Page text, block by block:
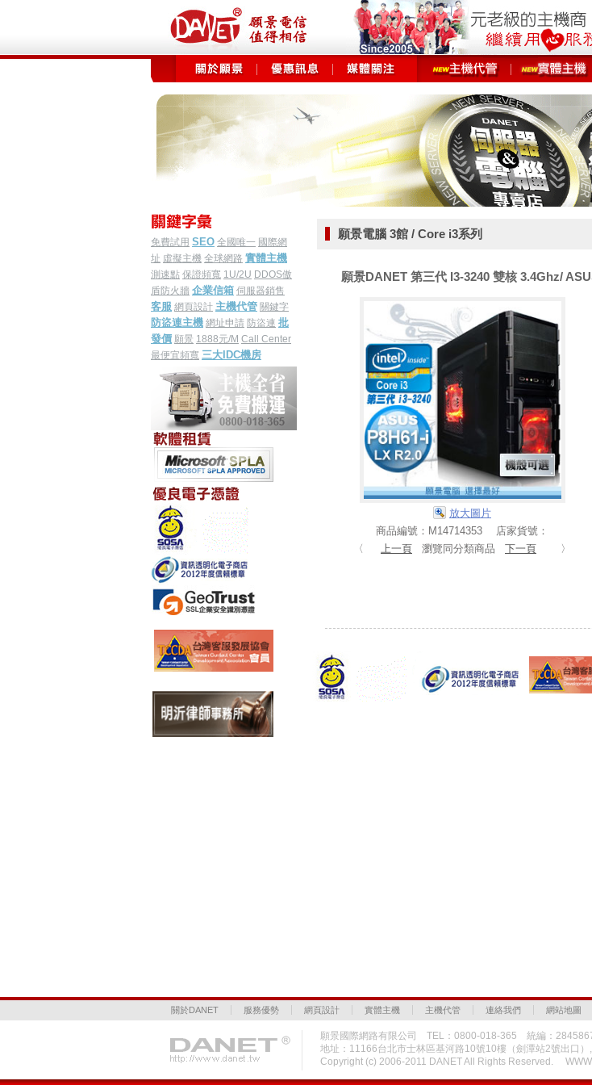
免費試用 SEO 全國唯一 國際網
址 虛擬主機 全球網路 實體主機
測速點 保證頻寬 1U/2U DDOS傲
盾防火牆 企業信箱 伺服器銷售
客服 網頁設計 主機代管 關鍵字
防盜連主機 網址申請 防盜連 批
發價 願景 1888元/M Call Center
最便宜頻寬 三大IDC機房
願景電腦 3館 / Core i3系列
願景DANET 第三代 I3-3240 雙核 3.4Ghz/
放大圖片
商品編號：M14714353 店家貨號：
〈
上一頁 瀏覽同分類商品 下一頁 〉
關於DANET 服務優勢 網頁設計 實體主機 主機代管 連絡我們 網站地圖
願景國際網路有限公司 TEL：0800-018-365 統編：
地址：11166台北市士林區基河路10號10樓（劍潭站2號出口）,
Copyright (c) 2006-2011 DANET All Rights Reserved.